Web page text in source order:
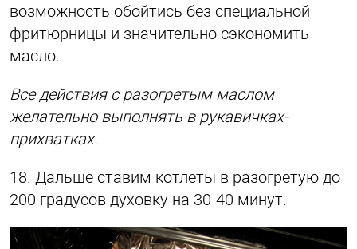
возможность обойтись без специальной
фритюрницы и значительно сэкономить
масло.
Все действия с разогретым маслом
желательно выполнять в рукавичках-
прихватках.
18. Дальше ставим котлеты в разогретую до
200 градусов духовку на 30-40 минут.